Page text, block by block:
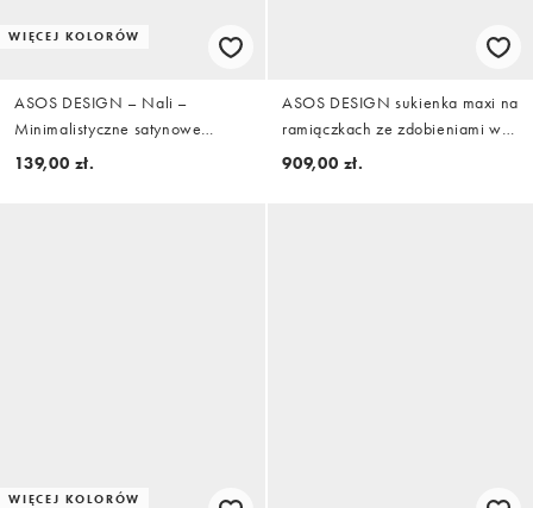
WIĘCEJ KOLORÓW
ASOS DESIGN – Nali –
Minimalistyczne satynowe
sandały na obcasie w kolorze
139,00 zł.
ASOS DESIGN sukienka maxi na
ramiączkach ze zdobieniami we
wzór kwiatowy i szalikiem w
909,00 zł.
WIĘCEJ KOLORÓW